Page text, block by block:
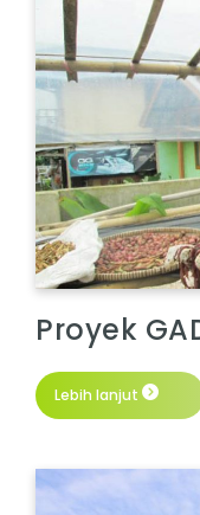
Proyek
Lebih lanjut